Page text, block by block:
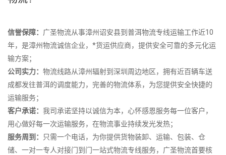
信誉保障： 广圣物流从事漳州诏安县到普洱物流专线运输工作近10
年，是漳州物流诚信企业，*货运供应商，提供安全可靠的多元化运
输方案；
公司实力： 物流线路从漳州辐射到深圳周边地区，拥有近百辆车送
成都发往普洱的调度能力，完善的物流体系，为您提供安全快捷的
运输服务；
客户承诺： 我司承诺坚持以诚信为本，心怀感恩服务每一位客户，
用心做好每一次运输服务，在物流事业持续发光发热；
服务周到：
只需一个电话，为你提供货物装卸、运输、包装、仓
储、一对一专人对接门到门一站式物流专线服务，广圣物流首要核